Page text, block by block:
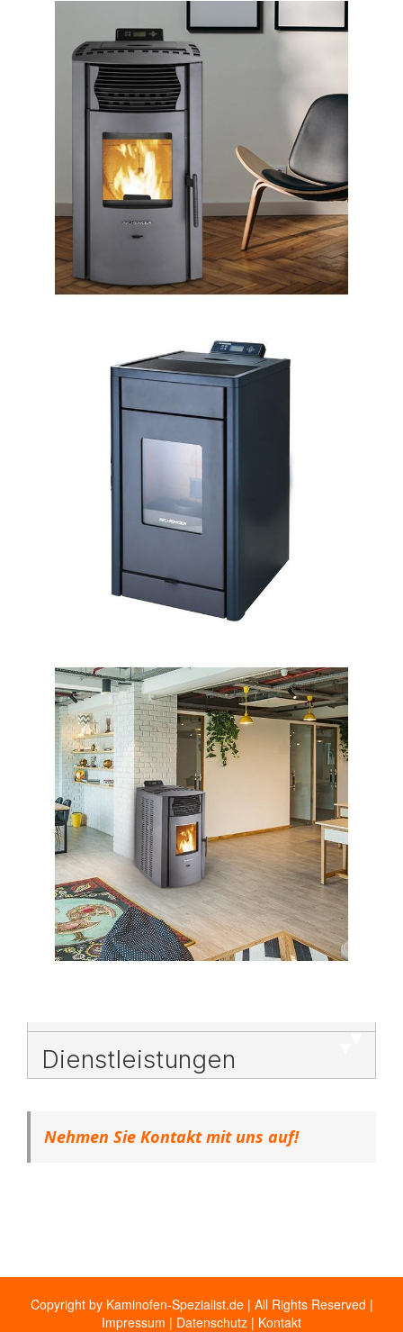
Dienstleistungen
Nehmen Sie Kontakt mit uns auf!
Copyright by Kaminofen-Spezialist.de | All Rights Reserved |
Impressum | Datenschutz | Kontakt